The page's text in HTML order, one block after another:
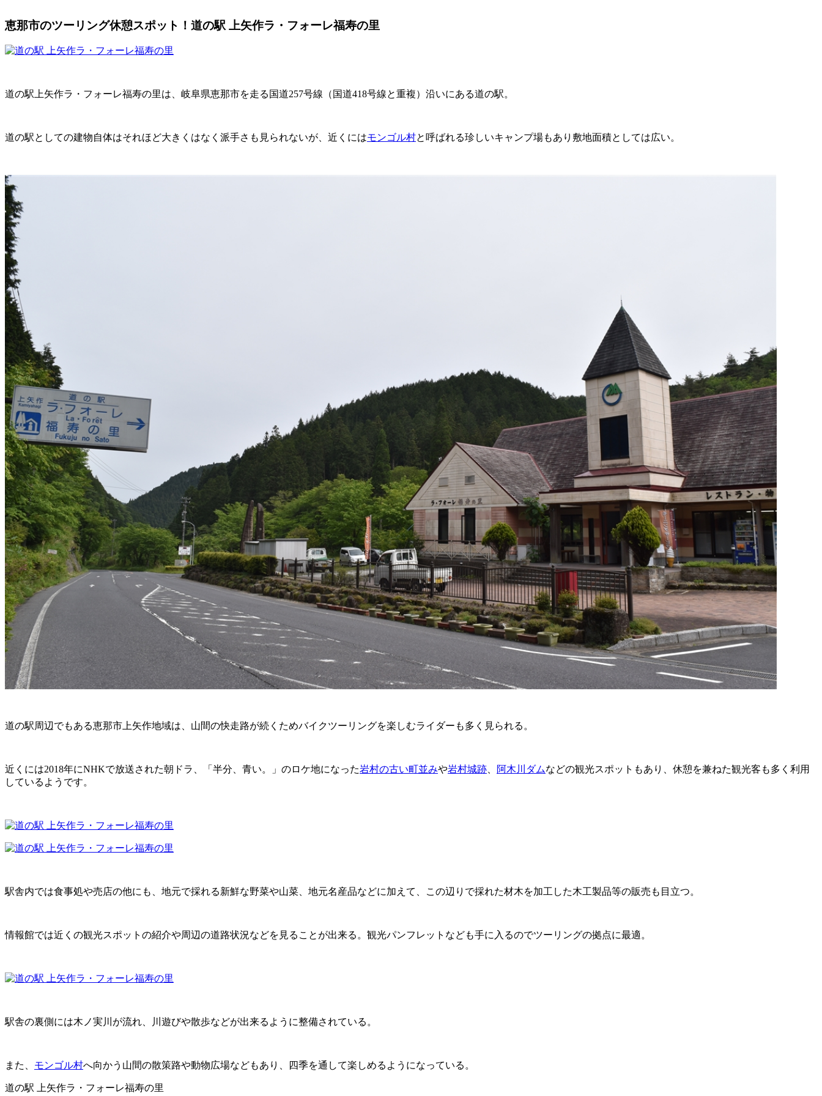
恵那市のツーリング休憩スポット！道の駅 上矢作ラ・フォーレ福寿の里
道の駅上矢作ラ・フォーレ福寿の里は、岐阜県恵那市を走る国道257号線（国道418号線と重複）沿いにある道の駅。
道の駅としての建物自体はそれほど大きくはなく派手さも見られないが、近くにはモンゴル村と呼ばれる珍しいキャンプ場もあり敷地面積としては広い。
道の駅周辺でもある恵那市上矢作地域は、山間の快走路が続くためバイクツーリングを楽しむライダーも多く見られる。
近くには2018年にNHKで放送された朝ドラ、「半分、青い。」のロケ地になった岩村の古い町並みや岩村城跡 阿木川ダムなどの観光スポットもあり、休憩を兼ねた観光客も多く利用
しているようです。
駅舎内では食事処や売店の他にも、地元で採れる新鮮な野菜や山菜、地元名産品などに加えて、この辺りで採れた材木を加工した木工製品等の販売も目立つ。
情報館では近くの観光スポットの紹介や周辺の道路状況などを見ることが出来る。観光パンフレットなども手に入るのでツーリングの拠点に最適。
駅舎の裏側には木ノ実川が流れ、川遊びや散歩などが出来るように整備されている。
また、 モンゴル村へ向かう山間の散策路や動物広場などもあり、四季を通して楽しめるようになっている。
道の駅 上矢作ラ・フォーレ福寿の里